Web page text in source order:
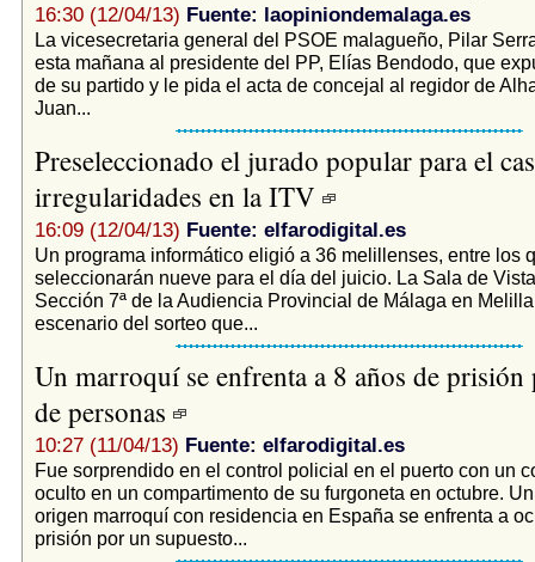
16:30 (12/04/13) Fuente: laopiniondemalaga.es
La vicesecretaria general del PSOE malagueño, Pilar
esta mañana al presidente del PP, Elías Bendodo, que
de su partido y le pida el acta de concejal al regidor de
Juan...
Preseleccionado el jurado popular para el
irregularidades en la ITV
16:09 (12/04/13) Fuente: elfarodigital.es
Un programa informático eligió a 36 melillenses, entre los
seleccionarán nueve para el día del juicio. La Sala de
Sección 7ª de la Audiencia Provincial de Málaga en
escenario del sorteo que...
Un marroquí se enfrenta a 8 años de
de personas
10:27 (11/04/13) Fuente: elfarodigital.es
Fue sorprendido en el control policial en el puerto con un
oculto en un compartimento de su furgoneta en octubre.
origen marroquí con residencia en España se enfrenta a
prisión por un supuesto...